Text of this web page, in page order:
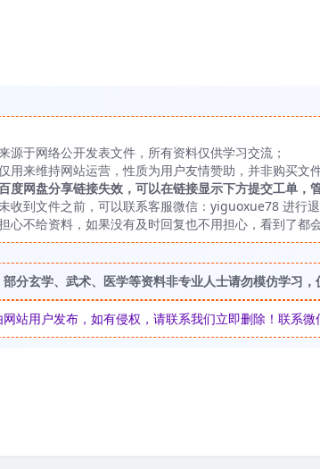
来源于网络公开发表文件，所有资料仅供学习交流；
仅用来维持网站运营，性质为用户友情赞助，并非购买文
度网盘分享链接失效，可以在链接显示下方提交工单，
未收到文件之前，可以联系客服微信：yiguoxue78 进行
担心不给资料，如果没有及时回复也不用担心，看到了都
部分玄学、武术、医学等资料非专业人士请勿模仿学习，
网站用户发布，如有侵权，请联系我们立即删除！联系